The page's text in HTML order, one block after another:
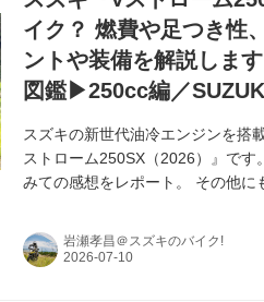
イク？ 燃費や足つき性
ントや装備を解説しま
図鑑▶250cc編／
スズキの新世代油冷エンジンを搭
ストローム250SX（2026）』で
みての感想をレポート。 その他に
岩瀬孝昌＠スズキのバイク!